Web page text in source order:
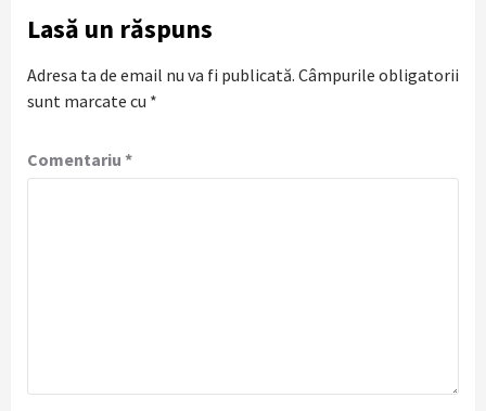
Lasă un răspuns
Adresa ta de email nu va fi publicată. Câmpurile obligatorii
sunt marcate cu *
Comentariu *